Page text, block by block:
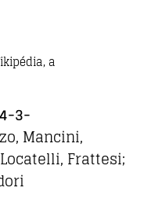
3-
Mancini,
Frattesi;